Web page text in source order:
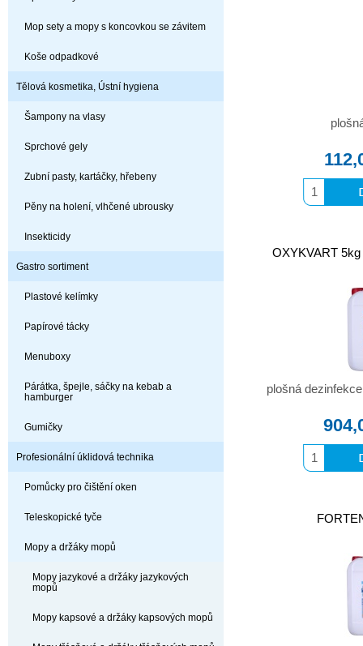
Mop sety a mopy s koncovkou se závitem
Koše odpadkové
Tělová kosmetika, Ústní hygiena
Šampony na vlasy
Sprchové gely
Zubní pasty, kartáčky, hřebeny
Pěny na holení, vlhčené ubrousky
Insekticidy
Gastro sortiment
Plastové kelímky
Papírové tácky
Menuboxy
Párátka, špejle, sáčky na kebab a
hamburger
Gumičky
Profesionální úklidová technika
Pomůcky pro čištění oken
Teleskopické tyče
Mopy a držáky mopů
Mopy jazykové a držáky jazykových
mopů
Mopy kapsové a držáky kapsových mopů
OXYKVART
plošná